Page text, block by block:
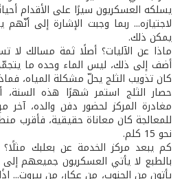
يسلكه العسكريون سيرًا على الأقدام
لاجتيازه... ربما وجبت الإشارة إلى
يمكن ذلك.
ماذا عن الآليات؟ أصلًا ثمة مسالك لا
أضف إلى ذلك، ليس الماء وحده ما
كان تذويب الثلج يحلّ مشكلة المياه،
حصار الثلج استمر شهرًا هذه
مغادرة المركز لحضور دفن والده، آخر
للمعالجة كان معاناة حقيقية، فأقرب
نحو 15 كلم.
كم يبعد مركز الخدمة عن بعلبك مثلًا؟
بالطبع لا يأتي العسكريون جميعهم
يأتون من الجنوب، من عكار، من